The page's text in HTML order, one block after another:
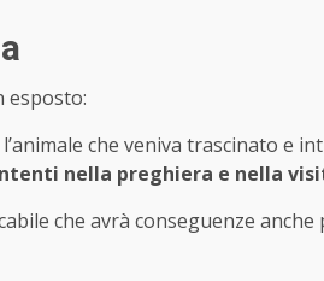
esposto:
che veniva trascinato e
nella preghiera e nella
che avrà conseguenze anche